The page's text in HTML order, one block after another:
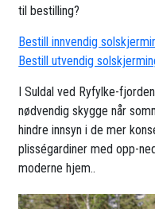
til bestilling?
Bestill innvendig
Bestill utvendig
I Suldal ved Ryfylke-
nødvendig skygge når
hindre innsyn i de mer
plisségardiner med opp-
moderne hjem..